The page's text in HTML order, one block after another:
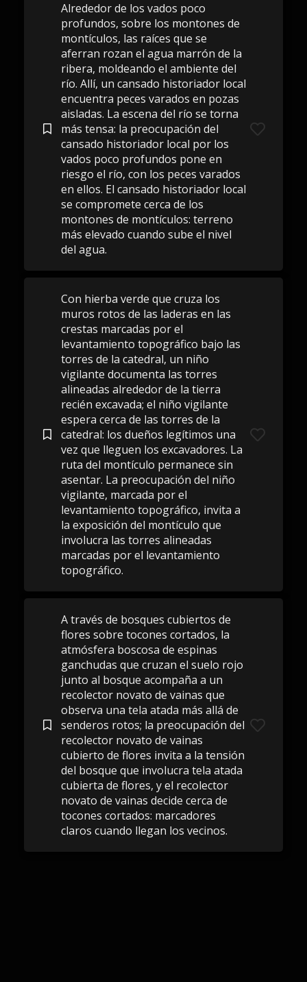
Alrededor de los vados poco
profundos, sobre los montones de
montículos, las raíces que se
aferran rozan el agua marrón de la
ribera, moldeando el ambiente del
río. Allí, un cansado historiador local
encuentra peces varados en pozas
aisladas. La escena del río se torna
más tensa: la preocupación del
cansado historiador local por los
vados poco profundos pone en
riesgo el río, con los peces varados
en ellos. El cansado historiador local
se compromete cerca de los
montones de montículos: terreno
más elevado cuando sube el nivel
del agua.
Con hierba verde que cruza los
muros rotos de las laderas en las
crestas marcadas por el
levantamiento topográfico bajo las
torres de la catedral, un niño
vigilante documenta las torres
alineadas alrededor de la tierra
recién excavada; el niño vigilante
espera cerca de las torres de la
catedral: los dueños legítimos una
vez que lleguen los excavadores. La
ruta del montículo permanece sin
asentar. La preocupación del niño
vigilante, marcada por el
levantamiento topográfico, invita a
la exposición del montículo que
involucra las torres alineadas
marcadas por el levantamiento
topográfico.
A través de bosques cubiertos de
flores sobre tocones cortados, la
atmósfera boscosa de espinas
ganchudas que cruzan el suelo rojo
junto al bosque acompaña a un
recolector novato de vainas que
observa una tela atada más allá de
senderos rotos; la preocupación del
recolector novato de vainas
cubierto de flores invita a la tensión
del bosque que involucra tela atada
cubierta de flores, y el recolector
novato de vainas decide cerca de
tocones cortados: marcadores
claros cuando llegan los vecinos.